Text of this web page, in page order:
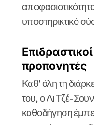
υποστηρικτικό
προπονητές
Καθ’ όλη τη
του, ο Λι Τζέ-
καθοδήγηση